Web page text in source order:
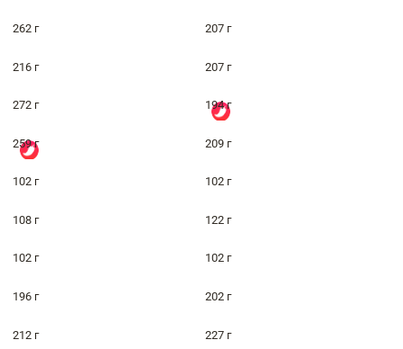
262 г 207 г
216 г 207 г
272 г 194 г
259 г 209 г
102 г 102 г
108 г 122 г
102 г 102 г
196 г 202 г
212 г 227 г